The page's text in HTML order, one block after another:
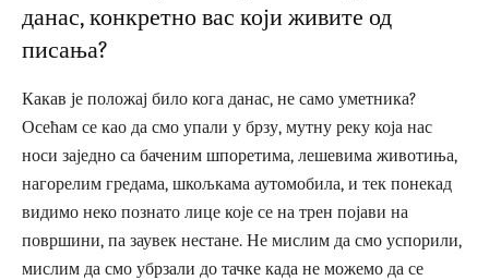
данас, конкретно вас који живите од
писања?
Какав је положај било кога данас, не само уметника?
Осећам се као да смо упали у брзу, мутну реку која нас
носи заједно са баченим шпоретима, лешевима животиња,
нагорелим гредама, шкољкама аутомобила, и тек понекад
видимо неко познато лице које се на трен појави на
површини, па заувек нестане. Не мислим да смо успорили,
мислим да смо убрзали до тачке када не можемо да се